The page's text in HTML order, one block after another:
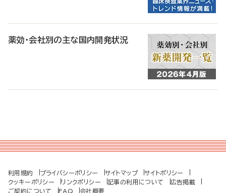
薬効・会社別の主な国内開発状況
利用規約 プライバシーポリシー サイトマップ
サイトポリシー
クッキーポリシー
リンクポリシー 記事の利用について
広告掲載
ご契約について
FAQ 会社概要